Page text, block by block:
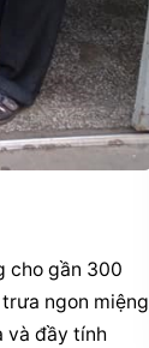
cho gần 300
ngon miệng
và đầy tính